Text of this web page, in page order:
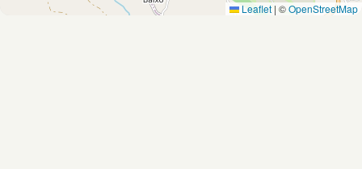
Leaflet | ©OpenStreetMap